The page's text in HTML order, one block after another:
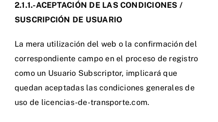
2.1.1.-ACEPTACIÓN DE LAS CONDICIONES /
SUSCRIPCIÓN DE USUARIO
La mera utilización del web o la confirmación del
correspondiente campo en el proceso de registro
como un Usuario Subscriptor, implicará que
quedan aceptadas las condiciones generales de
uso de licencias-de-transporte.com.